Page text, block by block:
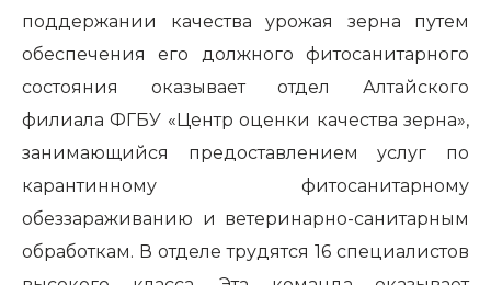
поддержании качества урожая зерна путем
обеспечения его должного фитосанитарного
состояния оказывает отдел Алтайского
филиала ФГБУ «Центр оценки качества зерна»,
занимающийся предоставлением услуг по
карантинному фитосанитарному
обеззараживанию и ветеринарно-санитарным
обработкам. В отделе трудятся 16 специалистов